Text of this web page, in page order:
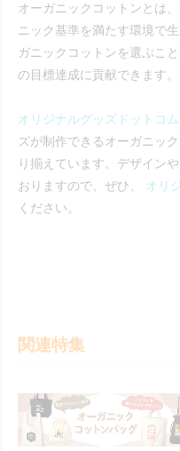
オーガニックコットンとは
ニック基準を満たす環境で
ガニックコットンを選ぶこ
の目標達成に貢献できます。
オリジナルグッズドットコム
ズが制作できるオーガニッ
り揃えています。デザイン
おりますので、ぜひ、 オリ
ください。
関連特集